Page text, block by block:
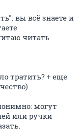
вы всё знаете и
читать
тратить? + еще
могут
или ручки